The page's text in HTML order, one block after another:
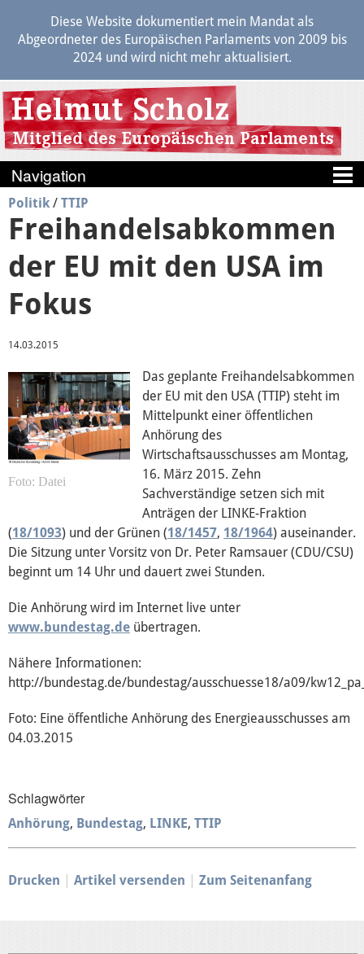
Diese Website dokumentiert mein Mandat als
Abgeordneter des Europäischen Parlaments von 2009 bis
2024 und wird nicht mehr aktualisiert.
Blog
Politik
Wahl 2019
Wahl 2014
Internationaler Handel (EP)
Konstitutionelle Fragen (EP)
TTIP
Auswärtige Angelegenheiten (EP)
Interviews
Transparenz
Politik / TTIP
Freihandelsabkommen
der EU mit den USA im
Fokus
14.03.2015
Datei
Das geplante Freihandelsabkommen
der EU mit den USA (TTIP) steht im
Mittelpunkt einer öffentlichen
Anhörung des
Wirtschaftsausschusses am Montag,
16. März 2015. Zehn
Sachverständige setzen sich mit
Anträgen der LINKE-Fraktion
(18/1093) und der Grünen (18/1457, 18/1964) auseinander.
Die Sitzung unter Vorsitz von Dr. Peter Ramsauer (CDU/CSU)
beginnt um 14 Uhr und dauert zwei Stunden.
Die Anhörung wird im Internet live unter
www.bundestag.de übertragen.
Nähere Informationen:
http://bundestag.de/bundestag/ausschuesse18/a09/
Foto: Eine öffentliche Anhörung des Energieausschusses am
04.03.2015
Schlagwörter
Anhörung Bundestag LINKE TTIP
Drucken Artikel versenden Zum Seitenanfang